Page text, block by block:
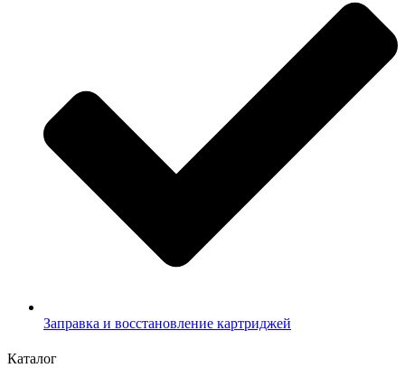
Заправка и восстановление картриджей
Каталог